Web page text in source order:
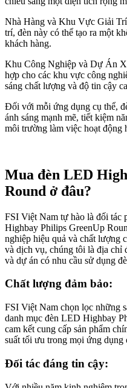
Nhà Hàng và Khu Vực Giải
trí, đèn này có thể tạo ra một
khách hàng.
Khu Công Nghiệp và Dự Án
hợp cho các khu vực công
sáng chất lượng và độ tin cậy
Đối với mỗi ứng dụng cụ thể,
ánh sáng mạnh mẽ, tiết kiệm
môi trường làm việc hoạt động
Mua đèn LED
Round ở đâu?
FSI Việt Nam tự hào là đối tác
Highbay Philips GreenUp
nghiệp hiệu quả và chất lượng
và dịch vụ, chúng tôi là địa chỉ
và dự án có nhu cầu sử dụng
Chất lượng đảm bảo:
FSI Việt Nam chọn lọc những
danh mục đèn LED Highbay
cam kết cung cấp sản phẩm
suất tối ưu trong mọi ứng dụng
Đối tác đáng tin cậy: